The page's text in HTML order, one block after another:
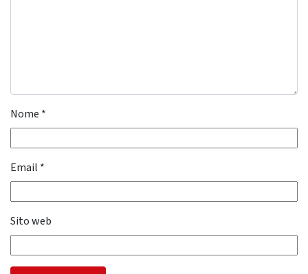
Nome *
Email *
Sito web